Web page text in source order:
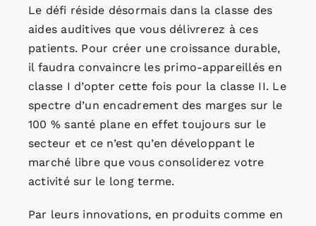
Le défi réside désormais dans la classe des
aides auditives que vous délivrerez à ces
patients. Pour créer une croissance durable,
il faudra convaincre les primo-appareillés en
classe I d’opter cette fois pour la classe II. Le
spectre d’un encadrement des marges sur le
100 % santé plane en effet toujours sur le
secteur et ce n’est qu’en développant le
marché libre que vous consoliderez votre
activité sur le long terme.
Par leurs innovations, en produits comme en